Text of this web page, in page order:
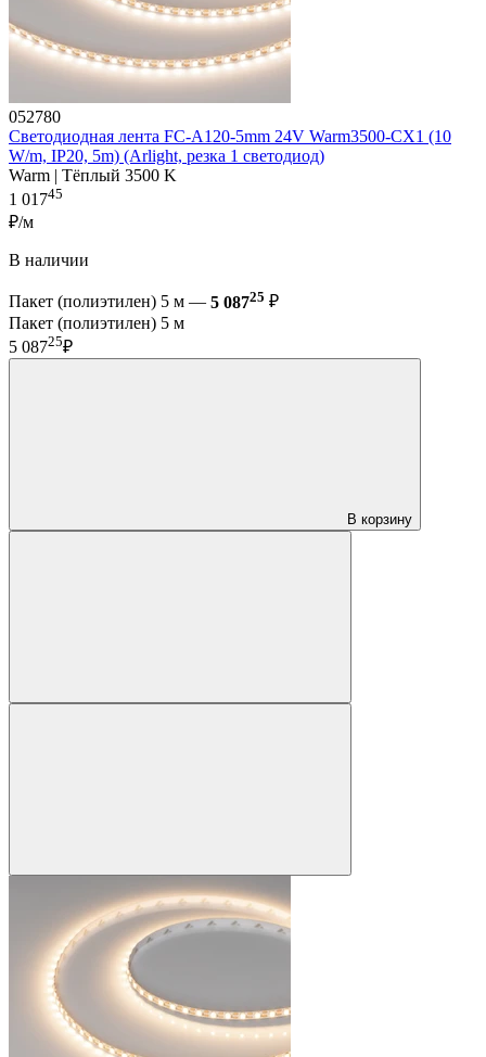
052780
Светодиодная лента FC-A120-5mm 24V Warm3500-CX1 (10
W/m, IP20, 5m) (Arlight, резка 1 светодиод)
Warm | Тёплый 3500 K
1 01745
₽/м
В наличии
Пакет (полиэтилен) 5 м — 5 08725 ₽
Пакет (полиэтилен) 5 м
5 08725₽
В корзину